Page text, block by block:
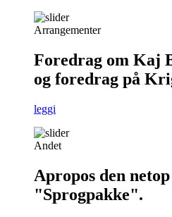
Arrangementer
Foredrag om Kaj
og foredrag på
leggi
Andet
Apropos den
"Sprogpakke".